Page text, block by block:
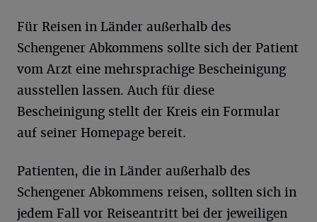
Für Reisen in Länder außerhalb des
Schengener Abkommens sollte sich der Patient
vom Arzt eine mehrsprachige Bescheinigung
ausstellen lassen. Auch für diese
Bescheinigung stellt der Kreis ein Formular
auf seiner Homepage bereit.
Patienten, die in Länder außerhalb des
Schengener Abkommens reisen, sollten sich in
jedem Fall vor Reiseantritt bei der jeweiligen